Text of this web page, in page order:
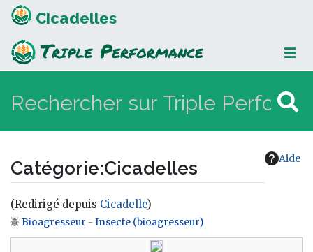
Cicadelles
Aide
Catégorie:Cicadelles
(Redirigé depuis Cicadelle)
Aller à :navigation,rechercher
Bioagresseur - Insecte (bioagresseur)